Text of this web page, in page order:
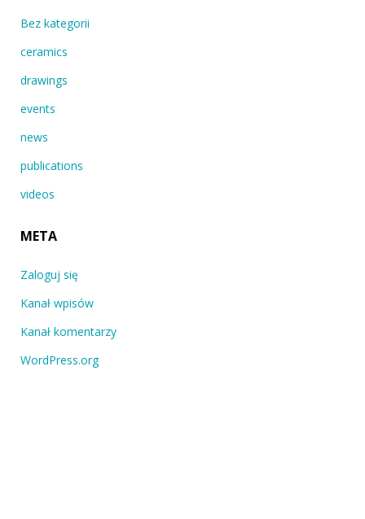
Bez kategorii
ceramics
drawings
events
news
publications
videos
META
Zaloguj się
Kanał wpisów
Kanał komentarzy
WordPress.org